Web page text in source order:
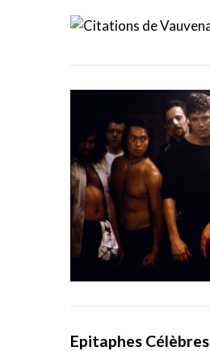
Epitaphes Célèbres